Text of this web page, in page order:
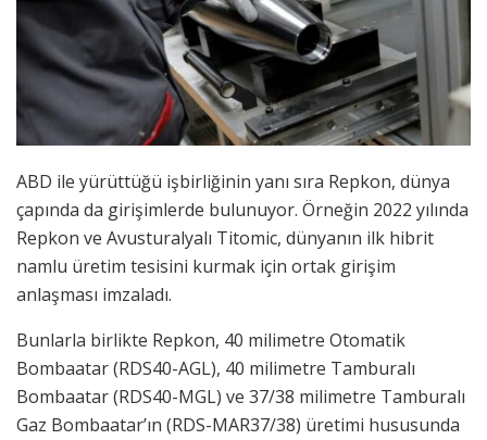
ABD ile yürüttüğü işbirliğinin yanı sıra Repkon, dünya
çapında da girişimlerde bulunuyor. Örneğin 2022 yılında
Repkon ve Avusturalyalı Titomic, dünyanın ilk hibrit
namlu üretim tesisini kurmak için ortak girişim
anlaşması imzaladı.
Bunlarla birlikte Repkon, 40 milimetre Otomatik
Bombaatar (RDS40-AGL), 40 milimetre Tamburalı
Bombaatar (RDS40-MGL) ve 37/38 milimetre Tamburalı
Gaz Bombaatar’ın (RDS-MAR37/38) üretimi hususunda